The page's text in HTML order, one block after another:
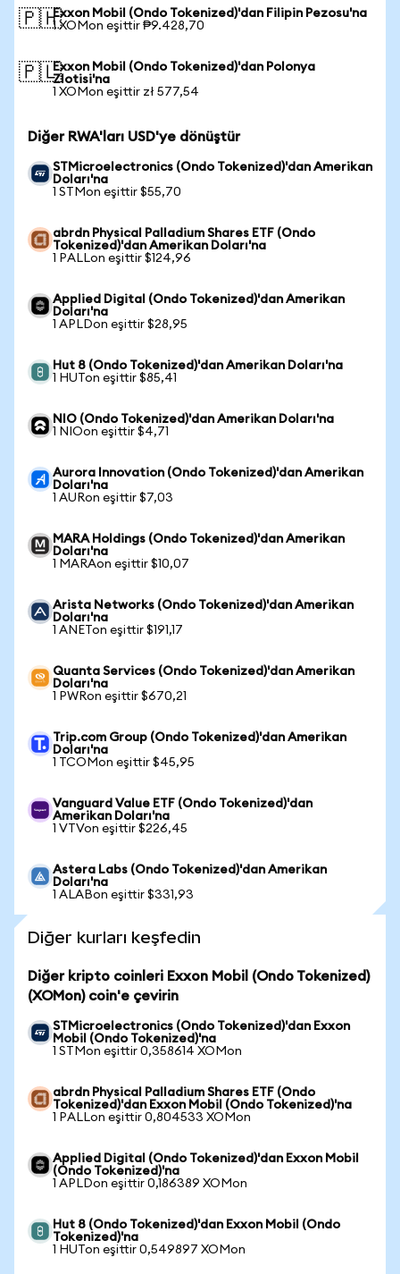
🇵🇭Exxon Mobil (Ondo Tokenized)'dan Filipin Pezosu'na
1 XOMon eşittir ₱9.428,70
🇵🇱Exxon Mobil (Ondo Tokenized)'dan Polonya
Zlotisi'na
1 XOMon eşittir zł 577,54
Diğer RWA'ları USD'ye dönüştür
STMicroelectronics (Ondo Tokenized)'dan Amerikan
Doları'na
1 STMon eşittir $55,70
abrdn Physical Palladium Shares ETF (Ondo
Tokenized)'dan Amerikan Doları'na
1 PALLon eşittir $124,96
Applied Digital (Ondo Tokenized)'dan Amerikan
Doları'na
1 APLDon eşittir $28,95
Hut 8 (Ondo Tokenized)'dan Amerikan Doları'na
1 HUTon eşittir $85,41
NIO (Ondo Tokenized)'dan Amerikan Doları'na
1 NIOon eşittir $4,71
Aurora Innovation (Ondo Tokenized)'dan Amerikan
Doları'na
1 AURon eşittir $7,03
MARA Holdings (Ondo Tokenized)'dan Amerikan
Doları'na
1 MARAon eşittir $10,07
Arista Networks (Ondo Tokenized)'dan Amerikan
Doları'na
1 ANETon eşittir $191,17
Quanta Services (Ondo Tokenized)'dan Amerikan
Doları'na
1 PWRon eşittir $670,21
Trip.com Group (Ondo Tokenized)'dan Amerikan
Doları'na
1 TCOMon eşittir $45,95
Vanguard Value ETF (Ondo Tokenized)'dan
Amerikan Doları'na
1 VTVon eşittir $226,45
Astera Labs (Ondo Tokenized)'dan Amerikan
Doları'na
1 ALABon eşittir $331,93
Diğer kurları keşfedin
Diğer kripto coinleri Exxon Mobil (Ondo Tokenized)
(XOMon) coin'e çevirin
STMicroelectronics (Ondo Tokenized)'dan Exxon
Mobil (Ondo Tokenized)'na
1 STMon eşittir 0,358614 XOMon
abrdn Physical Palladium Shares ETF (Ondo
Tokenized)'dan Exxon Mobil (Ondo Tokenized)'na
1 PALLon eşittir 0,804533 XOMon
Applied Digital (Ondo Tokenized)'dan Exxon Mobil
(Ondo Tokenized)'na
1 APLDon eşittir 0,186389 XOMon
Hut 8 (Ondo Tokenized)'dan Exxon Mobil (Ondo
Tokenized)'na
1 HUTon eşittir 0,549897 XOMon